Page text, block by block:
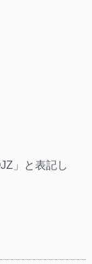
」と表記し